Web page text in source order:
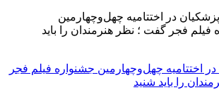
اختتامیه چهل‌وچهارمین جشنواره فیلم فجر
را باید شنید